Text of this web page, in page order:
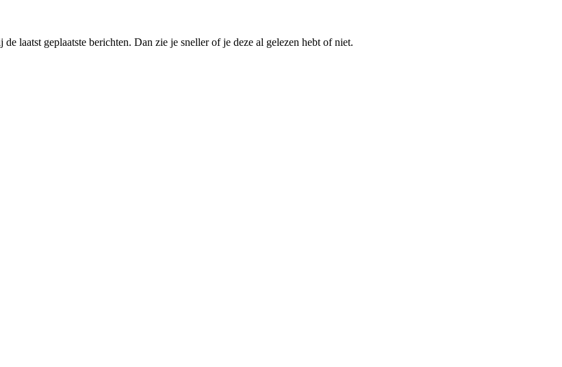
laatst geplaatste berichten. Dan zie je sneller of je deze al gelezen hebt of niet.